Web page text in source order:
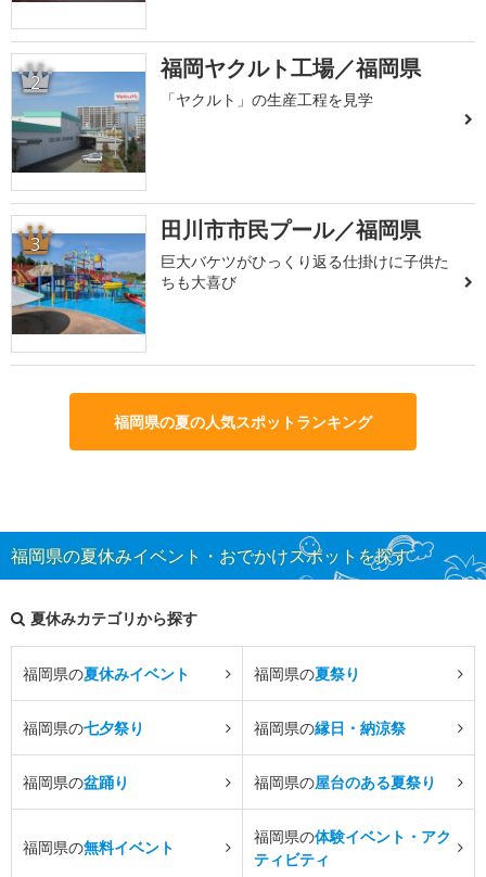
2 福岡ヤクルト工場／福岡県
「ヤクルト」の生産工程を見学
3 田川市市民プール／福岡県
巨大バケツがひっくり返る仕掛けに子供た
ちも大喜び
福岡県の夏の人気スポットランキング
福岡県の夏休みイベント・おでかけスポットを探す
夏休みカテゴリから探す
福岡県の夏休みイベント 福岡県の夏祭り
福岡県の七夕祭り 福岡県の縁日・納涼祭
福岡県の盆踊り 福岡県の屋台のある夏祭り
福岡県の無料イベント
福岡県の体験イベント・アク
ティビティ